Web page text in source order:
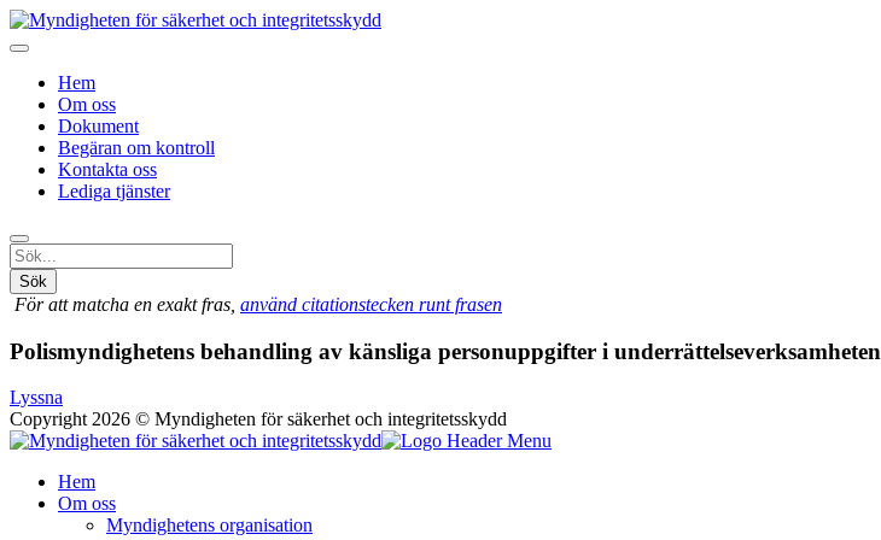
Hem
Om oss
Dokument
Begäran om kontroll
Kontakta oss
Lediga tjänster
Sök
För att matcha en exakt fras, använd citationstecken runt frasen
Polismyndighetens behandling av känsliga personuppgifter i underrättelseverksamheten
Lyssna
Copyright 2026 © Myndigheten för säkerhet och integritetsskydd
Hem
Om oss
Myndighetens organisation